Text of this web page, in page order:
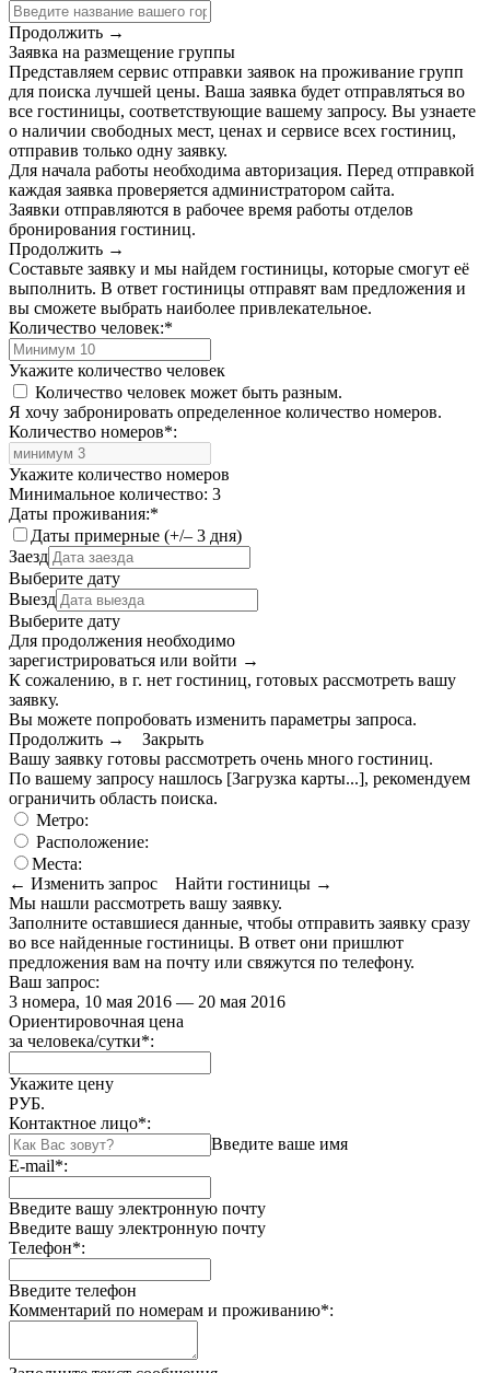
Продолжить →
Заявка на размещение группы
Представляем сервис отправки заявок на проживание групп
для поиска лучшей цены. Ваша заявка будет отправляться во
все гостиницы, соответствующие вашему запросу. Вы узнаете
о наличии свободных мест, ценах и сервисе всех гостиниц,
отправив только одну заявку.
Для начала работы необходима авторизация. Перед отправкой
каждая заявка проверяется администратором сайта.
Заявки отправляются в рабочее время работы отделов
бронирования гостиниц.
Продолжить →
Составьте заявку и мы найдем гостиницы, которые смогут её
выполнить. В ответ гостиницы отправят вам предложения и
вы сможете выбрать наиболее привлекательное.
Количество человек:*
Укажите количество человек
Количество человек может быть разным.
Я хочу забронировать определенное количество номеров.
Количество номеров*:
Укажите количество номеров
Минимальное количество: 3
Даты проживания:*
Даты примерные (+/– 3 дня)
Заезд
Выберите дату
Выезд
Выберите дату
Для продолжения необходимо
зарегистрироваться или войти →
К сожалению, в г. нет гостиниц, готовых рассмотреть вашу
заявку.
Вы можете попробовать изменить параметры запроса.
Продолжить →
Закрыть
Вашу заявку готовы рассмотреть очень много гостиниц.
По вашему запросу нашлось [Загрузка карты...], рекомендуем
ограничить область поиска.
Метро:
Расположение:
Места:
← Изменить запрос
Найти гостиницы →
Мы нашли рассмотреть вашу заявку.
Заполните оставшиеся данные, чтобы отправить заявку сразу
во все найденные гостиницы. В ответ они пришлют
предложения вам на почту или свяжутся по телефону.
Ваш запрос:
3 номера, 10 мая 2016 — 20 мая 2016
Ориентировочная цена
за человека/сутки*:
Укажите цену
РУБ.
Контактное лицо*:
Введите ваше имя
E-mail*:
Введите вашу электронную почту
Введите вашу электронную почту
Телефон*:
Введите телефон
Комментарий по номерам и проживанию*: